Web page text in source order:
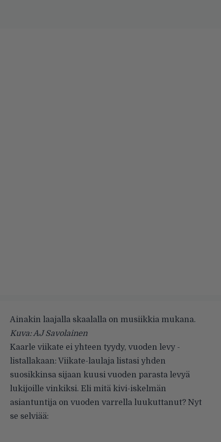
Ainakin laajalla skaalalla on musiikkia mukana.
Kuva: AJ Savolainen
Kaarle viikate ei yhteen tyydy, vuoden levy -
listallakaan: Viikate-laulaja listasi yhden
suosikkinsa sijaan kuusi vuoden parasta levyä
lukijoille vinkiksi. Eli mitä kivi-iskelmän
asiantuntija on vuoden varrella luukuttanut? Nyt
se selviää: